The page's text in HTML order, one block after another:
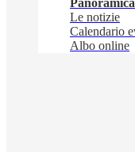
Panoramica
Le notizie
Calendario
Albo online